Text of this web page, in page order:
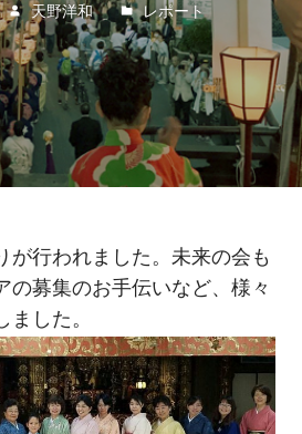
天野洋和 レポート
が行われました。未来の会も
の募集のお手伝いなど、様々
した。